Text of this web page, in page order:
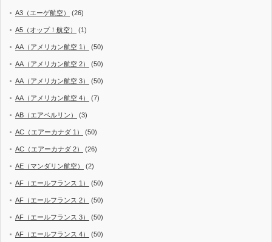
A3（エーゲ航空） (26)
A5（オップ！航空） (1)
AA（アメリカン航空 1） (50)
AA（アメリカン航空 2） (50)
AA（アメリカン航空 3） (50)
AA（アメリカン航空 4） (7)
AB（エアベルリン） (3)
AC（エアーカナダ 1） (50)
AC（エアーカナダ 2） (26)
AE（マンダリン航空） (2)
AF（エールフランス 1） (50)
AF（エールフランス 2） (50)
AF（エールフランス 3） (50)
AF（エールフランス 4） (50)